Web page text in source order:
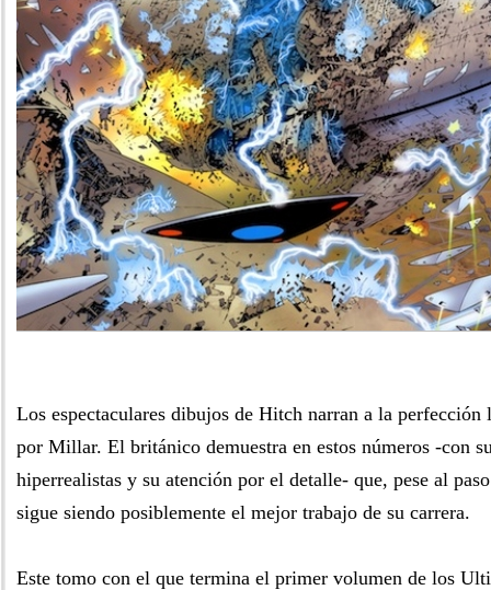
Los espectaculares dibujos de Hitch narran a la
por Millar. El británico demuestra en estos números -con
hiperrealistas y su atención por el detalle- que, pese al
sigue siendo posiblemente el mejor trabajo de su carrera.
Este tomo con el que termina el primer volumen de los